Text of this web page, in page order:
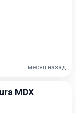
месяц назад
MDX